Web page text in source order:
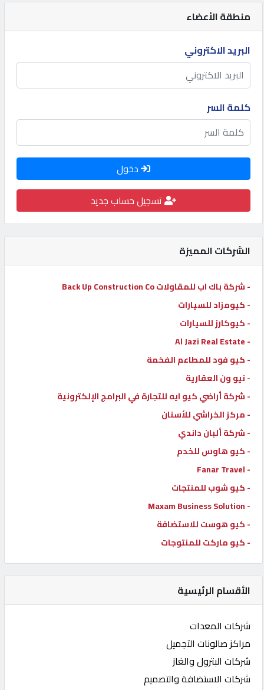
المنتدى
كيو
مزاد
كيو
نمبر
كيو
كارز
كيو
ماركت
الدليل
القطري
POWERED
QHOST
منطقة الأعضاء
البريد الاكتروني
كلمة السر
دخول
تسجيل حساب جديد
الشركات المميزة
- شركة باك اب للمقاولات Back Up Construction Co
- كيومزاد للسيارات
- كيوكارز للسيارات
- Al Jazi Real Estate
- كيو فود للمطاعم الفخمة
- نيو ون العقارية
- شركة أراضي كيو ايه للتجارة في البرامج الإلكترونية
- مركز الخراشي للأسنان
- شركة ألبان داندي
- كيو هاوس للخدم
- Fanar Travel
- كيو شوب للمنتجات
- Maxam Business Solution
- كيو هوست للاستضافة
- كيو ماركت للمنتوجات
الأقسام الرئيسية
شركات المعدات
مراكز صالونات التجميل
شركات البترول والغاز
شركات الاستضافة والتصميم